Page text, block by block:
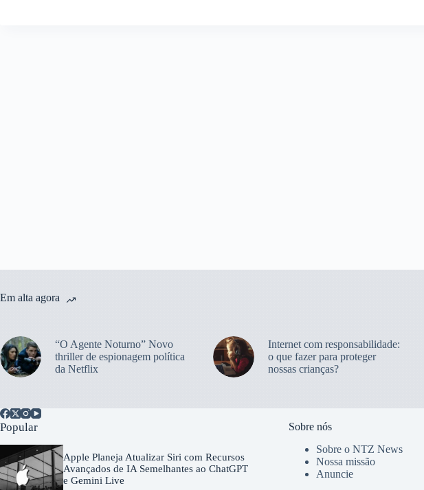
Em alta agora
“O Agente Noturno” Novo
thriller de espionagem política
da Netflix
Internet com responsabilidade:
o que fazer para proteger
nossas crianças?
Popular
Apple Planeja Atualizar Siri com Recursos
Avançados de IA Semelhantes ao ChatGPT
e Gemini Live
Sobre nós
Sobre o NTZ News
Nossa missão
Anuncie